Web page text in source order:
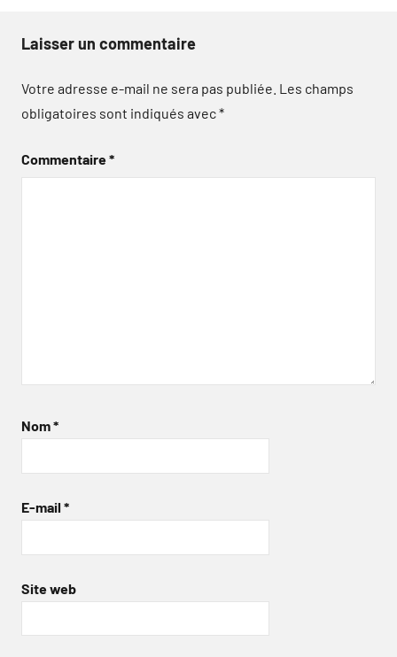
Laisser un commentaire
Votre adresse e-mail ne sera pas publiée. Les champs
obligatoires sont indiqués avec*
Commentaire*
Nom*
E-mail *
Site web